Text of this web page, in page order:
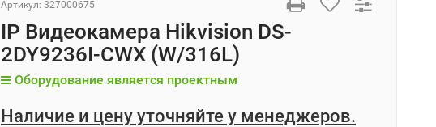
Артикул: 327000675
IP Видеокамера Hikvision DS-
2DY9236I-CWX (W/316L)
Оборудование является проектным
Наличие и цену уточняйте у менеджеров.